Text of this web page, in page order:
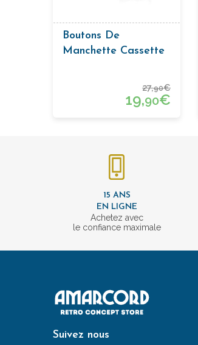
Boutons De
Manchette Cassette
27,90€
19,90€
15 ANS
EN LIGNE
Achetez avec
le confiance maximale
Suivez nous